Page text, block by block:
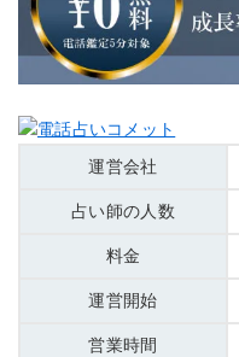
運営会社
占い師の人数
料金
運営開始
営業時間